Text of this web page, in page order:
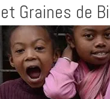
Graines de